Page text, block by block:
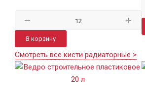
В корзину
Смотреть все кисти радиаторные >